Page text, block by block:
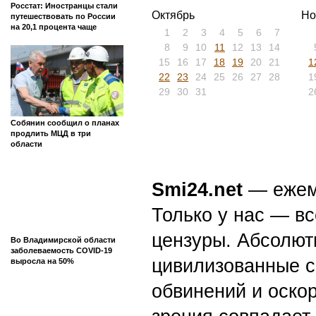
Росстат: Иностранцы стали
путешествовать по России
на 20,1 процента чаще
Собянин сообщил о планах
продлить МЦД в три
области
Во Владимирской области
заболеваемость COVID-19
выросла на 50%
Октябрь
1 2 3 4 5 6
7
8
9 10 11 12 13
14
15
16 17 18 19 20
21
22
23 24 25 26 27
28
29
30 31
Smi24.net —
Только у нас —
цензуры.
цивилизованные
обвинений и